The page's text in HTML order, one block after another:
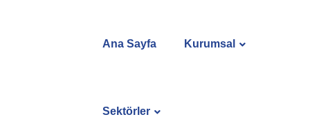
Ana Sayfa Kurumsal
Sektörler